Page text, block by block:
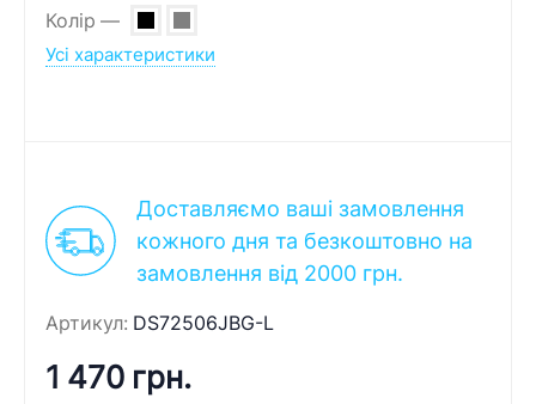
Колір
Усі характеристики
Доставляємо ваші замовлення
кожного дня та безкоштовно на
замовлення від 2000 грн.
Артикул: DS72506JBG-L
1 470 грн.